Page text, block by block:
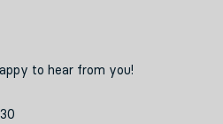
to hear from you!